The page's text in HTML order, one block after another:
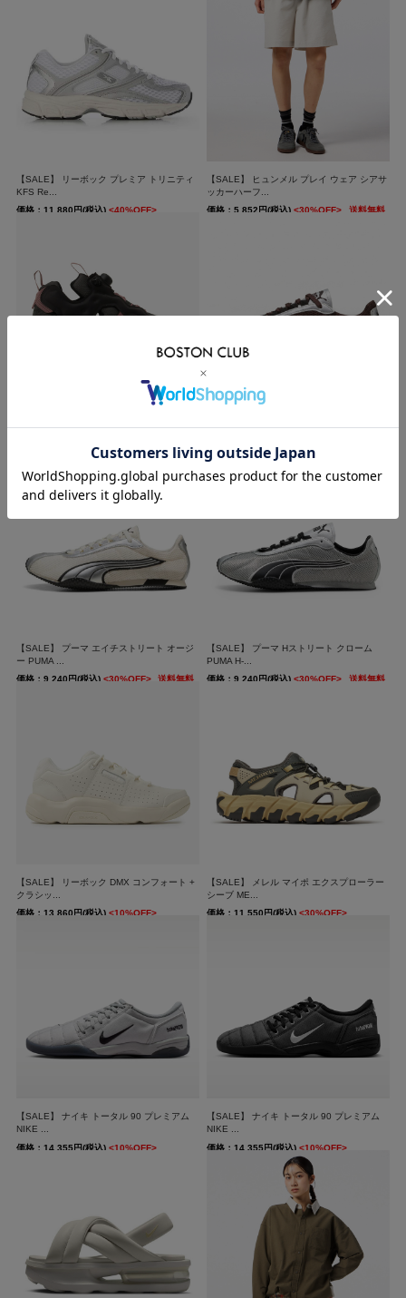
【SALE】 リーボック プレミア トリニティ
KFS Re...
価格：11,880円(税込) <40%OFF>
【SALE】 ヒュンメル プレイ ウェア シアサ
ッカーハーフ...
価格：5,852円(税込)<30%OFF> 送料無料
ーリー 94 ...
ー PUMA ...
【SALE】 プーマ エイチストリート オージ
ー PUMA ...
価格：9,240円(税込) <30%OFF> 送料無料
【SALE】 プーマ Hストリート クローム
PUMA H-...
価格：9,240円(税込)<30%OFF> 送料無料
【SALE】 リーボック DMX コンフォート +
クラシッ...
価格：13,860円(税込) <10%OFF>
【SALE】 メレル マイポ エクスプローラー
シーブ ME...
価格：11,550円(税込)<30%OFF>
【SALE】 ナイキ トータル 90 プレミアム
NIKE ...
価格：14,355円(税込) <10%OFF>
【SALE】 ナイキ トータル 90 プレミアム
NIKE ...
価格：14,355円(税込)<10%OFF>